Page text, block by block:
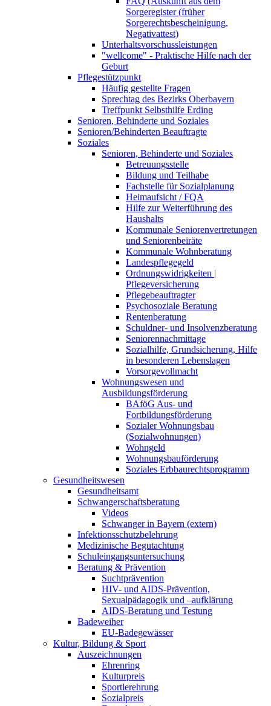
Sorgeregister (früher
Sorgerechtsbescheinigung,
Negativattest)
Unterhaltsvorschussleistungen
"wellcome" - Praktische Hilfe nach der
Geburt
Pflegestützpunkt
Häufig gestellte Fragen
Sprechtag des Bezirks Oberbayern
Treffpunkt Selbsthilfe Erding
Senioren, Behinderte und Soziales
Senioren/Behinderten Beauftragte
Soziales
Senioren, Behinderte und Soziales
Betreuungsstelle
Bildung und Teilhabe
Fachstelle für Sozialplanung
Heimaufsicht / FQA
Hilfe zur Weiterführung des
Haushalts
Kommunale Seniorenvertretungen
und Seniorenbeiräte
Kommunale Wohnberatung
Landespflegegeld
Ordnungswidrigkeiten |
Pflegeversicherung
Pflegebeauftragter
Psychosoziale Beratung
Rentenberatung
Schuldner- und Insolvenzberatung
Seniorennachmittage
Sozialhilfe, Grundsicherung, Hilfe
in besonderen Lebenslagen
Vorsorgevollmacht
Wohnungswesen und
Ausbildungsförderung
BAföG Aus- und
Fortbildungsförderung
Sozialer Wohnungsbau
(Sozialwohnungen)
Wohngeld
Wohnungsbauförderung
Soziales Erbbaurechtsprogramm
Gesundheitswesen
Gesundheitsamt
Schwangerschaftsberatung
Videos
Schwanger in Bayern (extern)
Infektionsschutzbelehrung
Medizinische Begutachtung
Schuleingangsuntersuchung
Beratung & Prävention
Suchtprävention
HIV- und AIDS-Prävention,
Sexualpädagogik und –aufklärung
AIDS-Beratung und Testung
Badeweiher
EU-Badegewässer
Kultur, Bildung & Sport
Auszeichnungen
Ehrenring
Kulturpreis
Sportlerehrung
Sozialpreis